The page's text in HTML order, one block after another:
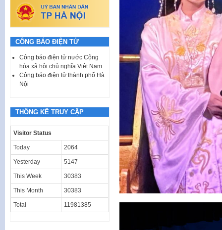
CÔNG BÁO ĐIỆN TỬ
Công báo điện tử nước Cộng
hòa xã hội chủ nghĩa Việt Nam
Công báo điện tử thành phố Hà
Nội
THỐNG KÊ TRUY CẬP
Visitor Status
Today 2064
Yesterday 5147
This Week 30383
This Month 30383
Total 11981385